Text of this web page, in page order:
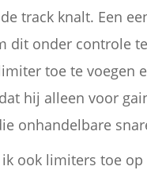
track knalt. Een
dit onder controle
toe te voegen
hij alleen voor
onhandelbare
ook limiters toe op